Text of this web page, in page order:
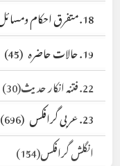
18. متفرق احکام ومسائل
19. حالات حاضرہ
(45)
22. فتنہ انکار حدیث
(30)
23. عربی گرافکس
(696)
انگلش گرافکس(154)